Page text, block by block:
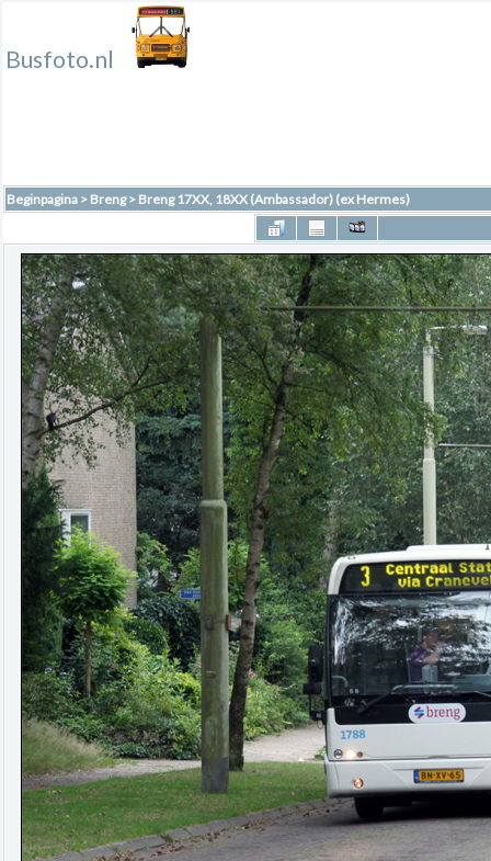
Busfoto.nl
Beginpagina > Breng> Breng 17XX, 18XX (Ambassador) (ex Hermes)